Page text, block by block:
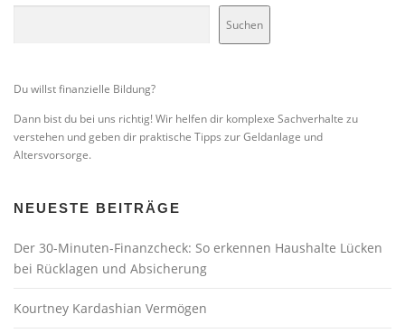
Suchen
Du willst finanzielle Bildung?
Dann bist du bei uns richtig! Wir helfen dir komplexe Sachverhalte zu
verstehen und geben dir praktische Tipps zur Geldanlage und
Altersvorsorge.
NEUESTE BEITRÄGE
Der 30-Minuten-Finanzcheck: So erkennen Haushalte Lücken
bei Rücklagen und Absicherung
Kourtney Kardashian Vermögen